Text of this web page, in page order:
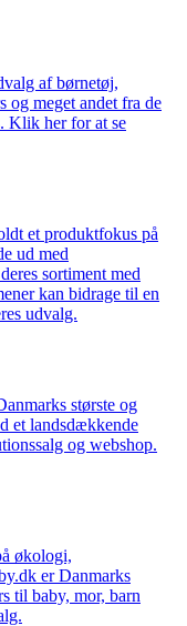
af børnetøj,
og meget andet fra de
Klik her for at se
et produktfokus på
ud med
sortiment med
kan bidrage til en
udvalg.
største og
et landsdækkende
og webshop.
økologi,
er Danmarks
til baby, mor, barn